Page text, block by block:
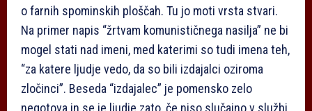
o farnih spominskih ploščah. Tu jo moti vrsta stvari.
Na primer napis “žrtvam komunističnega nasilja” ne bi
mogel stati nad imeni, med katerimi so tudi imena teh,
“za katere ljudje vedo, da so bili izdajalci oziroma
zločinci”. Beseda “izdajalec” je pomensko zelo
negotova in se je ljudje zato, če niso slučajno v službi